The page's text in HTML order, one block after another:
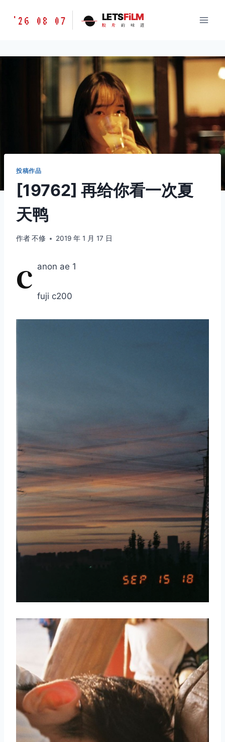
胶
味
'26 08 07 LETSFiLM
胶 片 的 味 道
投稿作品
[19762] 再给你看一次夏
天鸭
作者不修 2019 年 1 月 17 日
c anon ae 1
fuji c200